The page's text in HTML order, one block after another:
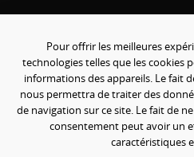
Conditions de règlement
Livraison
Conditions générales de ventes
Politique de confidentialité
Mentions légales
Paramétrer les cookies
Pour offrir les meilleures
technologies telles que les cookies
informations des appareils. Le fait
nous permettra de traiter des
de navigation sur ce site. Le fait de
consentement peut avoir un
caractéristiques